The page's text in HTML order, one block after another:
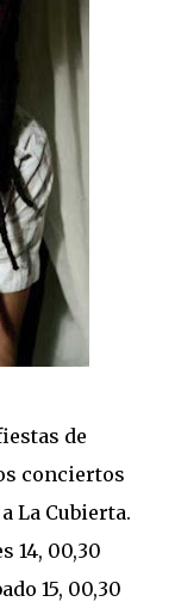
de
conciertos
La Cubierta.
14, 00,30
15, 00,30